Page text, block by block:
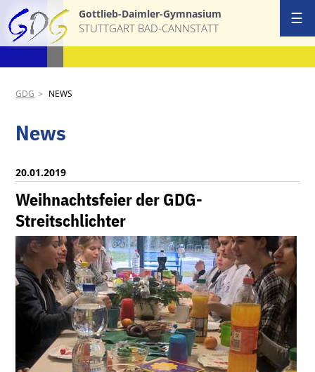
Gottlieb-Daimler-Gymnasium
STUTTGART BAD-CANNSTATT
GDG NEWS
News
20.01.2019
Weihnachtsfeier der GDG-
Streitschlichter
☰